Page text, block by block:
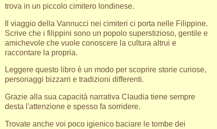
trova in un piccolo cimitero londinese.
Il viaggio della Vannucci nei cimiteri ci porta nelle Filippine.
Scrive che i filippini sono un popolo superstizioso, gentile e
amichevole che vuole conoscere la cultura altrui e
raccontare la propria.
Leggere questo libro è un modo per scoprire storie curiose,
personaggi bizzarri e tradizioni differenti.
Grazie alla sua capacità narrativa Claudia tiene sempre
desta l'attenzione e spesso fa sorridere.
Trovate anche voi poco igienico baciare le tombe dei